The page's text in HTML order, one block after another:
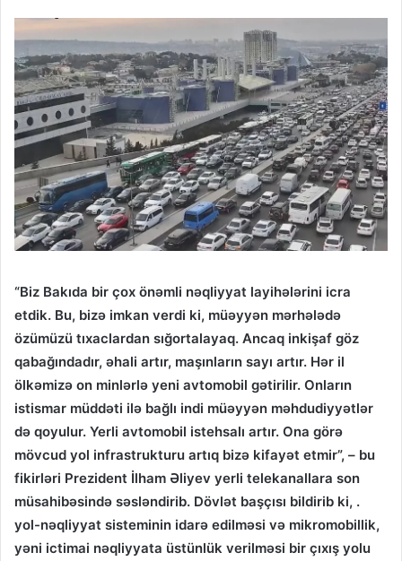
“Biz Bakıda bir çox önəmli nəqliyyat layihələrini icra
etdik. Bu, bizə imkan verdi ki, müəyyən mərhələdə
özümüzü tıxaclardan sığortalayaq. Ancaq inkişaf göz
qabağındadır, əhali artır, maşınların sayı artır. Hər il
ölkəmizə on minlərlə yeni avtomobil gətirilir. Onların
istismar müddəti ilə bağlı indi müəyyən məhdudiyyətlər
də qoyulur. Yerli avtomobil istehsalı artır. Ona görə
mövcud yol infrastrukturu artıq bizə kifayət etmir”, – bu
fikirləri Prezident İlham Əliyev yerli telekanallara son
müsahibəsində səsləndirib. Dövlət başçısı bildirib ki, .
yol-nəqliyyat sisteminin idarə edilməsi və mikromobillik,
yəni ictimai nəqliyyata üstünlük verilməsi bir çıxış yolu